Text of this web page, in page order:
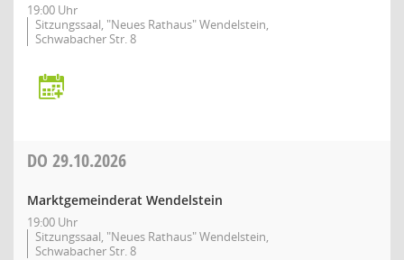
19:00 Uhr
Sitzungssaal, "Neues Rathaus" Wendelstein,
Schwabacher Str. 8
DO 29.10.2026
Marktgemeinderat Wendelstein
19:00 Uhr
Sitzungssaal, "Neues Rathaus" Wendelstein,
Schwabacher Str. 8